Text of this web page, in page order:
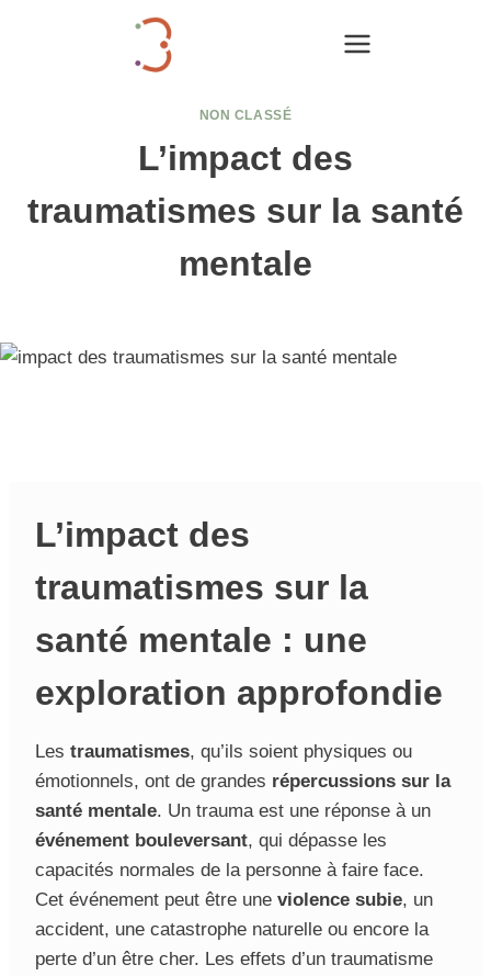
NON CLASSÉ
L’impact des
traumatismes sur la santé
mentale
L’impact des
traumatismes sur la
santé mentale : une
exploration approfondie
Les traumatismes, qu’ils soient physiques ou
émotionnels, ont de grandes répercussions sur la
santé mentale. Un trauma est une réponse à un
événement bouleversant, qui dépasse les
capacités normales de la personne à faire face.
Cet événement peut être une violence subie, un
accident, une catastrophe naturelle ou encore la
perte d’un être cher. Les effets d’un traumatisme